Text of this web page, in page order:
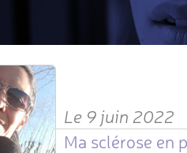
Le 9 juin 2022
Ma sclérose en